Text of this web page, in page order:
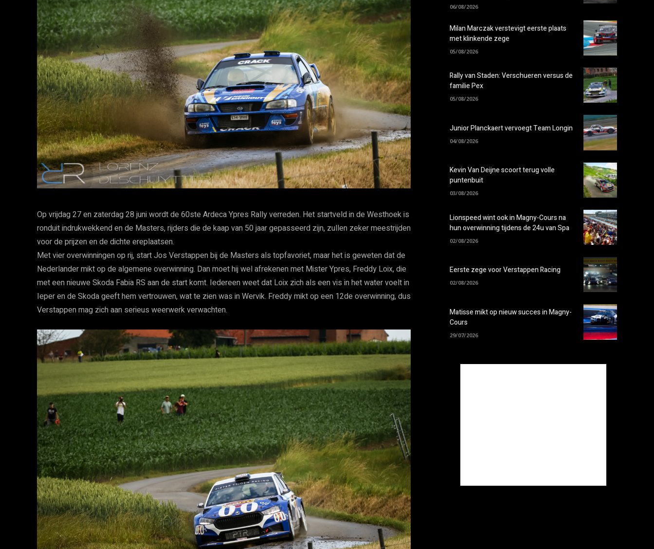
Op vrijdag 27 en zaterdag 28 juni wordt de 60ste Ardeca Ypres Rally verreden. Het startveld in de Westhoek is
ronduit indrukwekkend en de Masters, rijders die de kaap van 50 jaar gepasseerd zijn, zullen zeker meestrijden
voor de prijzen en de dichte ereplaatsen.
Met vier overwinningen op rij, start Jos Verstappen bij de Masters als topfavoriet, maar het is geweten dat de
Nederlander mikt op de algemene overwinning. Dan moet hij wel afrekenen met Mister Ypres, Freddy Loix, die
met een nieuwe Skoda Fabia RS aan de start komt. Iedereen weet dat Loix zich als een vis in het water voelt in
Ieper en de Skoda geeft hem vertrouwen, wat te zien was in Wervik. Freddy mikt op een 12de overwinning, dus
Verstappen mag zich aan serieus weerwerk verwachten.
06/08/2026
Milan Marczak verstevigt eerste plaats
met klinkende zege
05/08/2026
Rally van Staden: Verschueren versus de
familie Pex
05/08/2026
Junior Planckaert vervoegt Team Longin
04/08/2026
Kevin Van Deijne scoort terug volle
puntenbuit
03/08/2026
Lionspeed wint ook in Magny-Cours na
hun overwinning tijdens de 24u van Spa
02/08/2026
Eerste zege voor Verstappen Racing
02/08/2026
Matisse mikt op nieuw succes in Magny-
Cours
29/07/2026